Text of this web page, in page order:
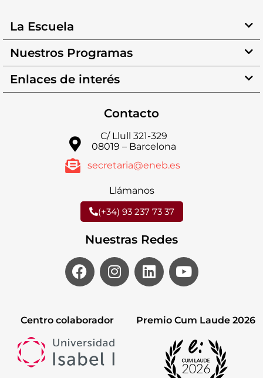
La Escuela
Nuestros Programas
Enlaces de interés
Contacto
C/ Llull 321-329
08019 – Barcelona
secretaria@eneb.es
Llámanos
(+34) 93 237 73 37
Nuestras Redes
Centro colaborador Premio Cum Laude 2026